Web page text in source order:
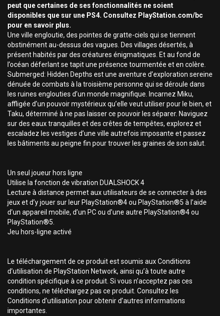
peut que certaines de ses fonctionnalités ne soient
disponibles que sur une PS4. Consultez PlayStation.com/bc
pour en savoir plus.
Une ville engloutie, des pointes de gratte-ciels qui se tiennent
obstinément au-dessus des vagues. Des villages désertés, à
présent habités par des créatures énigmatiques. Et au fond de
l’océan déferlant se tapit une présence tourmentée et en colère.
Submerged: Hidden Depths est une aventure d’exploration sereine
dénuée de combats à la troisième personne qui se déroule dans
les ruines englouties d’un monde magnifique. Incarnez Miku,
affligée d’un pouvoir mystérieux qu’elle veut utiliser pour le bien, et
Taku, déterminé à ne pas laisser ce pouvoir les séparer. Naviguez
sur des eaux tranquilles et des crêtes de tempêtes, explorez et
escaladez les vestiges d’une ville autrefois imposante et passez
les bâtiments au peigne fin pour trouver les graines de son salut.
Un seul joueur hors ligne
Utilise la fonction de vibration DUALSHOCK 4
Lecture à distance permet aux utilisateurs de se connecter à des
jeux et d’y jouer sur leur PlayStation®4 ou PlayStation®5 à l’aide
d’un appareil mobile, d’un PC ou d’une autre PlayStation®4 ou
PlayStation®5.
Jeu hors-ligne activé
Le téléchargement de ce produit est soumis aux Conditions
d’utilisation de PlayStation Network, ainsi qu’à toute autre
condition spécifique à ce produit. Si vous n’acceptez pas ces
conditions, ne téléchargez pas ce produit. Consultez les
Conditions d’utilisation pour obtenir d’autres informations
importantes.